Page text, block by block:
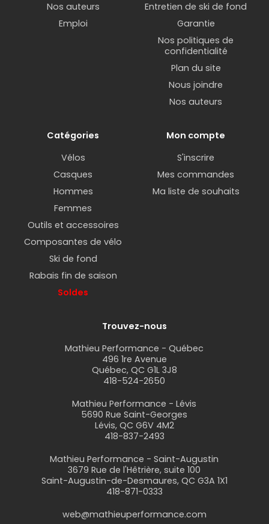
Nos auteurs
Emploi
Entretien de ski de fond
Garantie
Nos politiques de
confidentialité
Plan du site
Nous joindre
Nos auteurs
Catégories
Vélos
Casques
Hommes
Femmes
Outils et accessoires
Composantes de vélo
Ski de fond
Rabais fin de saison
Soldes
Mon compte
S'inscrire
Mes commandes
Ma liste de souhaits
Trouvez-nous
Mathieu Performance - Québec
496 1re Avenue
Québec, QC G1L 3J8
418-524-2650
Mathieu Performance - Lévis
5690 Rue Saint-Georges
Lévis, QC G6V 4M2
418-837-2493
Mathieu Performance - Saint-Augustin
3679 Rue de l'Hêtrière, suite 100
Saint-Augustin-de-Desmaures, QC G3A 1X1
418-871-0333
web@mathieuperformance.com